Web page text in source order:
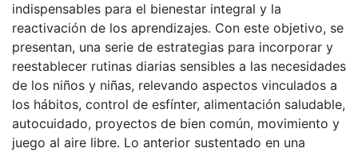
indispensables para el bienestar integral y la
reactivación de los aprendizajes. Con este objetivo, se
presentan, una serie de estrategias para incorporar y
reestablecer rutinas diarias sensibles a las necesidades
de los niños y niñas, relevando aspectos vinculados a
los hábitos, control de esfínter, alimentación saludable,
autocuidado, proyectos de bien común, movimiento y
juego al aire libre. Lo anterior sustentado en una